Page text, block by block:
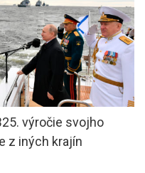
výročie svojho
z iných krajín